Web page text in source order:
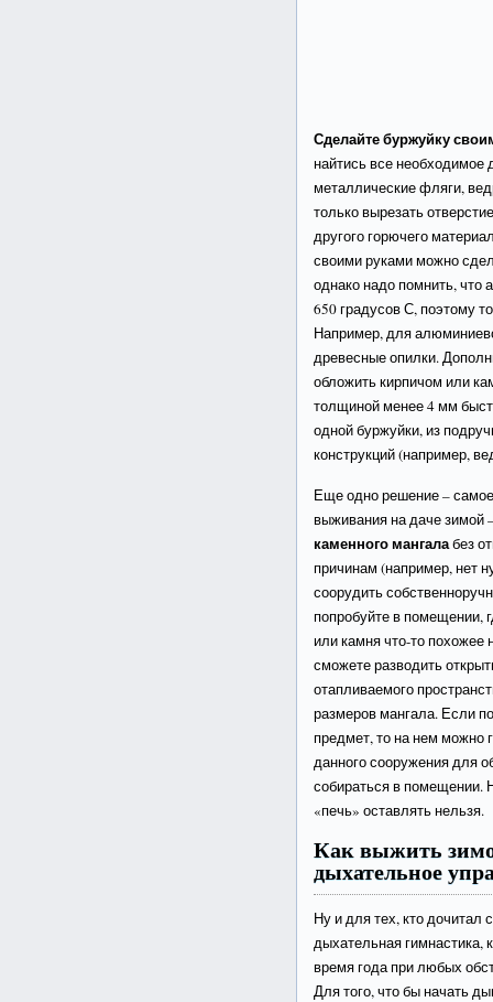
Сделайте буржуйку
найтись все необходимое
металлические фляги,
только вырезать
другого горючего
своими руками можно
однако надо помнить, что
650 градусов С, поэтому
Например, для
древесные опилки.
обложить кирпичом или
толщиной менее 4 мм
одной буржуйки, из
конструкций (например,
Еще одно решение –
выживания на даче зимой
каменного мангалабез
причинам (например, нет
соорудить
попробуйте в помещении,
или камня что-то похожее
сможете разводить
отапливаемого
размеров мангала. Если
предмет, то на нем можно
данного сооружения для
собираться в помещении.
«печь» оставлять нельзя.
Как выжить
дыхательное
Ну и для тех, кто дочитал
дыхательная гимнастика,
время года при любых
Для того, что бы начать